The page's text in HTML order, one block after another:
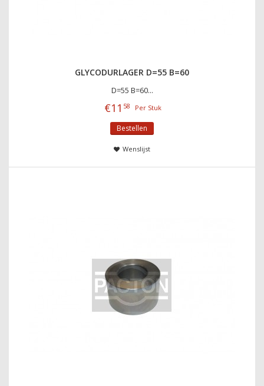
GLYCODURLAGER D=55 B=60
D=55 B=60...
€11 58 Per Stuk
Bestellen
Wenslijst